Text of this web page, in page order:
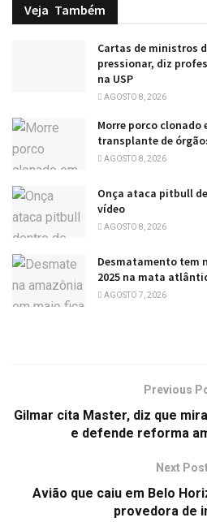
Veja Também
Cartas de ministros
pressionar, diz
na USP
AGOSTO 8, 2026
Morre porco clonado
transplante de
AGOSTO 8, 2026
Onça ataca pitbull
vídeo
AGOSTO 8, 2026
Desmatamento tem
2025 na mata
AGOSTO 7, 2026
Previous
Gilmar cita Master, diz que
e defende reforma
Next Post
Avião que caiu em Belo
provedora de